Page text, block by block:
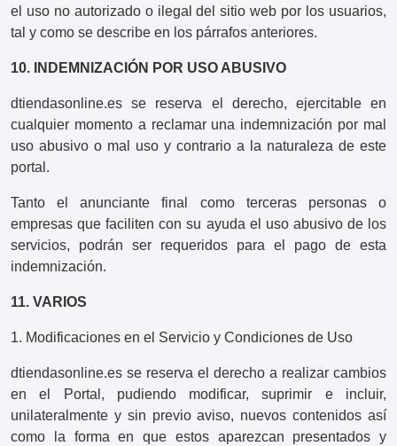
el uso no autorizado o ilegal del sitio web por los usuarios,
tal y como se describe en los párrafos anteriores.
10. INDEMNIZACIÓN POR USO ABUSIVO
dtiendasonline.es se reserva el derecho, ejercitable en
cualquier momento a reclamar una indemnización por mal
uso abusivo o mal uso y contrario a la naturaleza de este
portal.
Tanto el anunciante final como terceras personas o
empresas que faciliten con su ayuda el uso abusivo de los
servicios, podrán ser requeridos para el pago de esta
indemnización.
11. VARIOS
1. Modificaciones en el Servicio y Condiciones de Uso
dtiendasonline.es se reserva el derecho a realizar cambios
en el Portal, pudiendo modificar, suprimir e incluir,
unilateralmente y sin previo aviso, nuevos contenidos así
como la forma en que estos aparezcan presentados y